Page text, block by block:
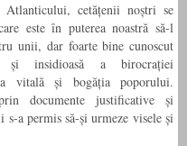
cetățenii noștri se
este în puterea noastră să-l
unii, dar foarte bine cunoscut
și insidioasă a birocrației
vitală și bogăția poporului.
documente justificative și
a permis să-și urmeze visele și